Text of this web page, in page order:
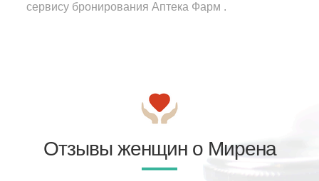
сервису бронирования Аптека Фарм .
Отзывы женщин о Мирена